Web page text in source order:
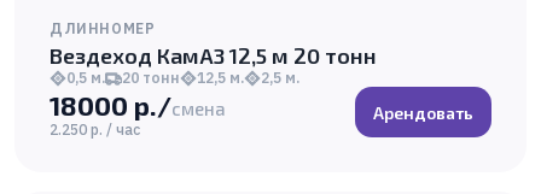
ДЛИННОМЕР
Вездеход КамАЗ 12,5 м 20 тонн
0,5 м. 20 тонн 12,5 м. 2,5 м.
18000 р./смена
2.250 р. / час
Арендовать